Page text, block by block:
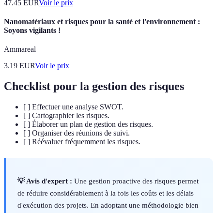
47.45 EURVoir le prix
Nanomatériaux et risques pour la santé et l'environnement :
Soyons vigilants !
Ammareal
3.19 EURVoir le prix
Checklist pour la gestion des risques
[ ] Effectuer une analyse SWOT.
[ ] Cartographier les risques.
[ ] Élaborer un plan de gestion des risques.
[ ] Organiser des réunions de suivi.
[ ] Réévaluer fréquemment les risques.
💡 Avis d'expert : Une gestion proactive des risques permet
de réduire considérablement à la fois les coûts et les délais
d'exécution des projets. En adoptant une méthodologie bien